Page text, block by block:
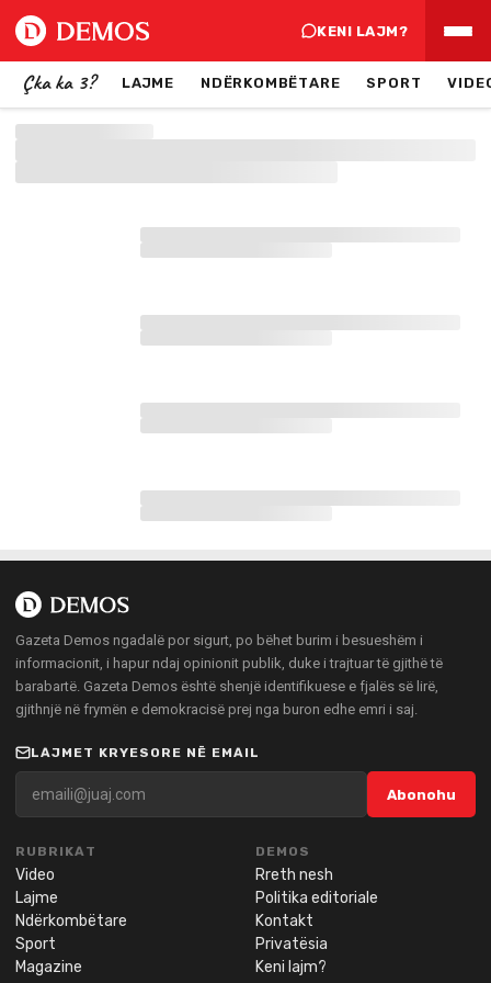
KENI LAJM?
Çka ka 3? LAJME NDËRKOMBËTARE SPORT
Gazeta Demos ngadalë por sigurt, po bëhet burim i besueshëm i
informacionit, i hapur ndaj opinionit publik, duke i trajtuar të gjithë të
barabartë. Gazeta Demos është shenjë identifikuese e fjalës së lirë,
gjithnjë në frymën e demokracisë prej nga buron edhe emri i saj.
LAJMET KRYESORE NË EMAIL
Abonohu
RUBRIKAT
Video
Lajme
Ndërkombëtare
Sport
Magazine
DEMOS
Rreth nesh
Politika editoriale
Kontakt
Privatësia
Keni lajm?